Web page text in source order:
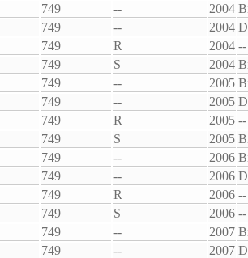
749 -- 2004
749 -- 2004
749 R 2004 --
749 S 2004
749 -- 2005
749 -- 2005
749 R 2005 --
749 S 2005
749 -- 2006
749 -- 2006
749 R 2006 --
749 S 2006 --
749 -- 2007
749 -- 2007